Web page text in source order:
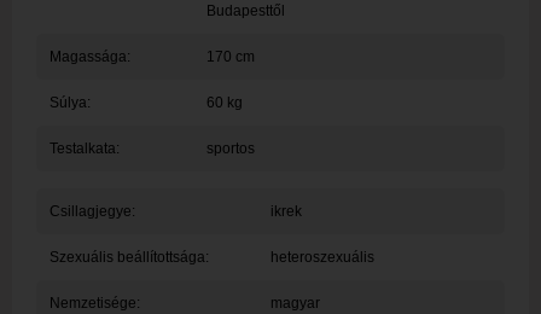
Budapesttől
Magassága: 170 cm
Súlya: 60 kg
Testalkata: sportos
Csillagjegye: ikrek
Szexuális beállítottsága: heteroszexuális
Nemzetisége: magyar